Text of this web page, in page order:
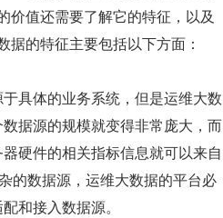
价值还需要了解它的特征，以及
的特征主要包括以下方面：
具体的业务系统，但是运维大数
据源的规模就变得非常庞大，而
硬件的相关指标信息就可以来自
的数据源，运维大数据的平台必
和接入数据源。